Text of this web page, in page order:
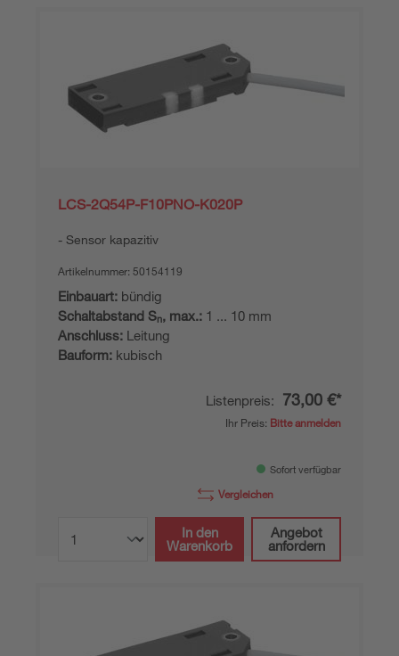
LCS-2Q54P-F10PNO-K020P
Sensor kapazitiv
Artikelnummer: 50154119
Einbauart: bündig
Schaltabstand Sn , max.: 1 ... 10 mm
Anschluss: Leitung
Bauform: kubisch
Listenpreis: 73,00 €*
Ihr Preis: Bitte anmelden
Sofort verfügbar
Vergleichen
In den
Warenkorb
Angebot
anfordern